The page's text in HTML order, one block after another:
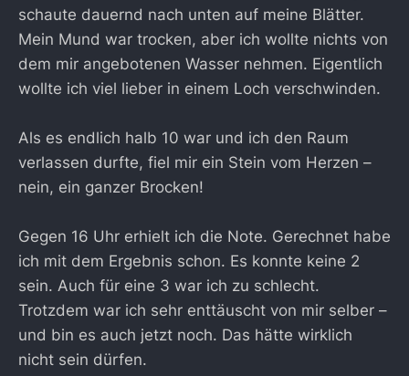
schaute dauernd nach unten auf meine Blätter.
Mein Mund war trocken, aber ich wollte nichts von
dem mir angebotenen Wasser nehmen. Eigentlich
wollte ich viel lieber in einem Loch verschwinden.
Als es endlich halb 10 war und ich den Raum
verlassen durfte, fiel mir ein Stein vom Herzen –
nein, ein ganzer Brocken!
Gegen 16 Uhr erhielt ich die Note. Gerechnet habe
ich mit dem Ergebnis schon. Es konnte keine 2
sein. Auch für eine 3 war ich zu schlecht.
Trotzdem war ich sehr enttäuscht von mir selber –
und bin es auch jetzt noch. Das hätte wirklich
nicht sein dürfen.